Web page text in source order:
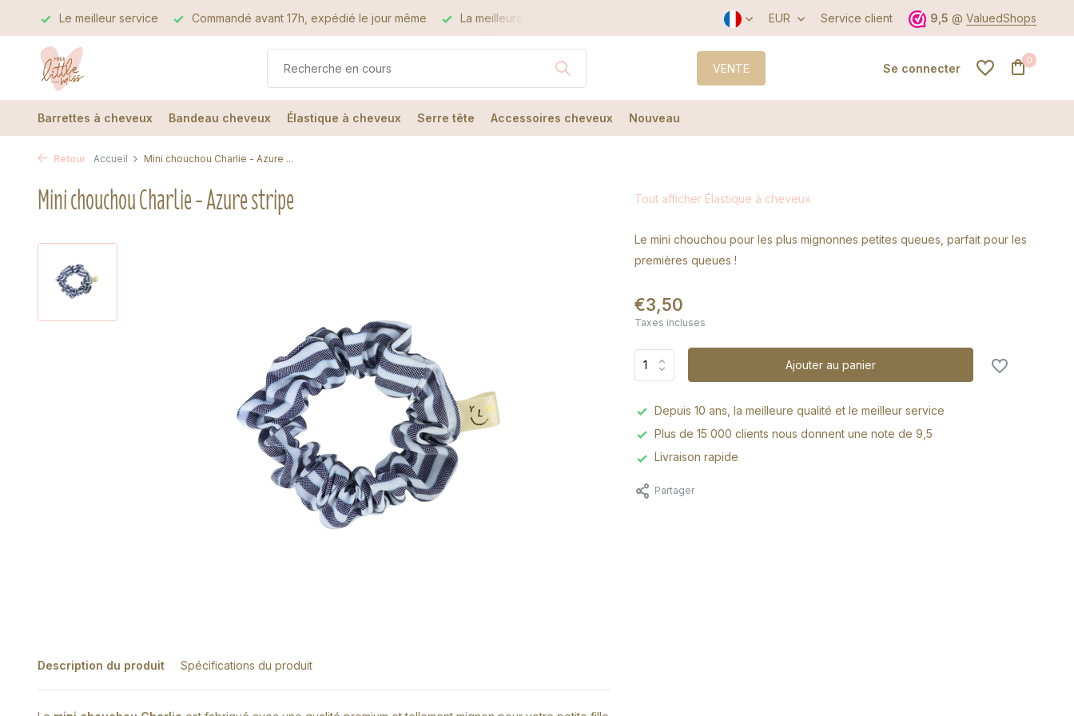
Le meilleur service Commandé avant 17h, expédié le jour même La meilleure qualité EUR Service client 9,5 @ ValuedShops
VENTE Se connecter
0
Barrettes à cheveux Bandeau cheveux Élastique à cheveux Serre tête Accessoires cheveux Nouveau
Retour Accueil Mini chouchou Charlie - Azure ...
Mini chouchou Charlie - Azure stripe
Description du produit Spécifications du produit
Tout afficher Élastique à cheveux
Le mini chouchou pour les plus mignonnes petites queues, parfait pour les
premières queues !
€3,50
Taxes incluses
Ajouter au panier
Depuis 10 ans, la meilleure qualité et le meilleur service
Plus de 15 000 clients nous donnent une note de 9,5
Livraison rapide
Partager